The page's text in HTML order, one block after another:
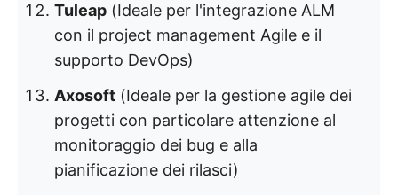
Tuleap (Ideale per l'integrazione ALM
con il project management Agile e il
supporto DevOps)
Axosoft (Ideale per la gestione agile dei
progetti con particolare attenzione al
monitoraggio dei bug e alla
pianificazione dei rilasci)